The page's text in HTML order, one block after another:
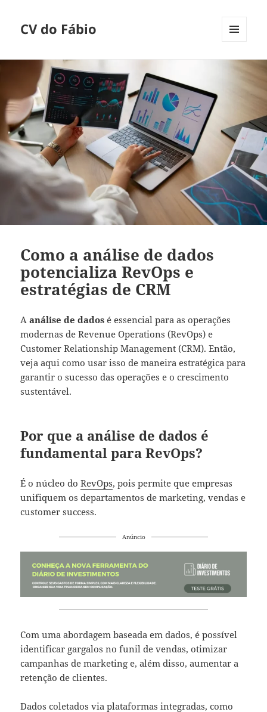
CV do Fábio
Como a análise de dados
potencializa RevOps e
estratégias de CRM
Aanálise de dados é essencial para as operações
modernas de Revenue Operations (RevOps) e
Customer Relationship Management (CRM). Então,
veja aqui como usar isso de maneira estratégica para
garantir o sucesso das operações e o crescimento
sustentável.
Por que a análise de dados é
fundamental para RevOps?
É o núcleo doRevOps, pois permite que empresas
unifiquem os departamentos de marketing, vendas e
customer success.
Anúncio
Com uma abordagem baseada em dados, é possível
identificar gargalos no funil de vendas, otimizar
campanhas de marketing e, além disso, aumentar a
retenção de clientes.
Dados coletados via plataformas integradas, como